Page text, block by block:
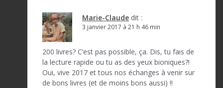
Marie-Claude dit :
3 janvier 2017 à 21 h 46 min
200 livres? C’est pas possible, ça. Dis, tu fais de
la lecture rapide ou tu as des yeux bioniques?!
Oui, vive 2017 et tous nos échanges à venir sur
de bons livres (et de moins bons aussi) !!